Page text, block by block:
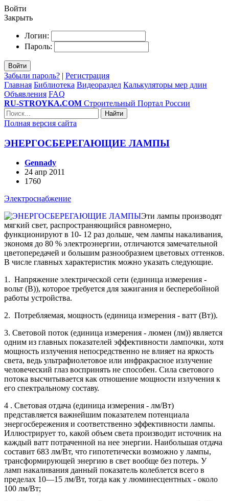
Войти
Закрыть
Логин:
Пароль:
Войти
Забыли пароль? | Регистрация
Главная Библиотека Видеораздел Калькуляторы мер длин
Объявления FAQ
RU-STROYKA.COM Строительный Портал России
Найти
Полная версия сайта
ЭНЕРГОСБЕРЕГАЮЩИЕ ЛАМПЫ
Gennady
24 апр 2011
1760
Электроснабжение
Эти лампы производят
мягкий свет, распространяющийся равномерно,
функционируют в 10- 12 раз дольше, чем лампы накаливания,
экономя до 80 % электроэнергии, отличаются замечательной
цветопередачей и большим разнообразием цветовых оттенков.
В числе главных характеристик можно указать следующие.
1. Напряжение электрической сети (единица измерения -
вольт (В)), которое требуется для зажигания и бесперебойной
работы устройства.
2. Потребляемая, мощность (единица измерения - ватт (Вт)).
3. Световой поток (единица измерения - люмен (лм)) является
одним из главных показателей эффективности лампочки, хотя
мощность излучения непосредственно не влияет на яркость
света, ведь ультрафиолетовое или инфракрасное излучение
человеческий глаз воспринять не способен. Сила светового
потока высчитывается как отношение мощности излучения к
его спектральному составу.
4 . Световая отдача (единица измерения - лм/Вт)
представляется важнейшим показателем потенциала
энергосбережения и соответственно эффективности лампы.
Иллюстрирует то, какой объем света производит источник на
каждый ватт потраченной на нее энергии. Наибольшая отдача
составит 683 лм/Вт, что гипотетически возможно у лампы,
трансформирующей энергию в свет вообще без потерь. У
ламп накаливания данный показатель колеблется всего в
пределах 10—15 лм/Вт, тогда как у люминесцентных - около
100 лм/Вт;